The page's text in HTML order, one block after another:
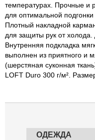
температурах. Прочные и
для оптимальной
Плотный накладной
для защиты рук от холода.
Внутренняя подкладка
выполнен из приятного и
(шерстяная суконная
LOFT Duro 300 г/м².
ОДЕЖДА